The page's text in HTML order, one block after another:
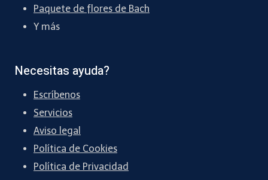
Paquete de flores de Bach
Y más
Necesitas ayuda?
Escríbenos
Servicios
Aviso legal
Política de Cookies
Política de Privacidad